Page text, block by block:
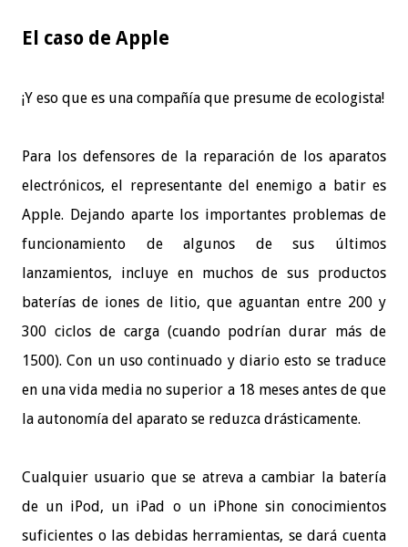
El caso de Apple
¡Y eso que es una compañía que presume de ecologista!
Para los defensores de la reparación de los aparatos
electrónicos, el representante del enemigo a batir es
Apple. Dejando aparte los importantes problemas de
funcionamiento de algunos de sus últimos
lanzamientos, incluye en muchos de sus productos
baterías de iones de litio, que aguantan entre 200 y
300 ciclos de carga (cuando podrían durar más de
1500). Con un uso continuado y diario esto se traduce
en una vida media no superior a 18 meses antes de que
la autonomía del aparato se reduzca drásticamente.
Cualquier usuario que se atreva a cambiar la batería
de un iPod, un iPad o un iPhone sin conocimientos
suficientes o las debidas herramientas, se dará cuenta